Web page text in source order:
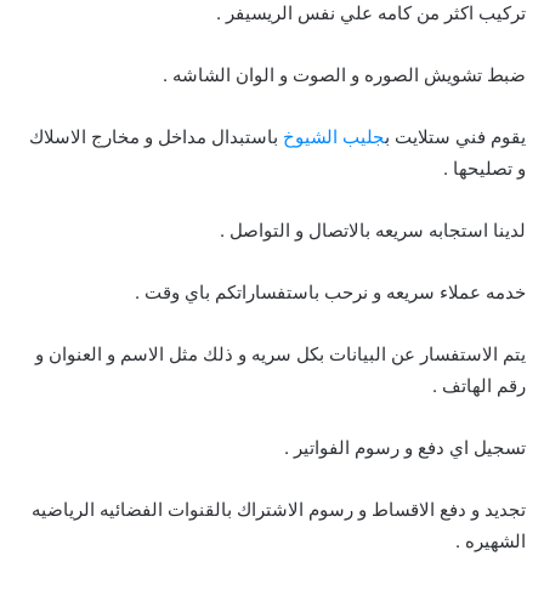
تركيب اكثر من كامه علي نفس الريسيفر .
ضبط تشويش الصوره و الصوت و الوان الشاشه .
يقوم فني ستلايت بجليب الشيوخ باستبدال مداخل و مخارج الاسلاك
و تصليحها .
لدينا استجابه سريعه بالاتصال و التواصل .
خدمه عملاء سريعه و نرحب باستفساراتكم باي وقت .
يتم الاستفسار عن البيانات بكل سريه و ذلك مثل الاسم و العنوان و
رقم الهاتف .
تسجيل اي دفع و رسوم الفواتير .
تجديد و دفع الاقساط و رسوم الاشتراك بالقنوات الفضائيه الرياضيه
الشهيره .